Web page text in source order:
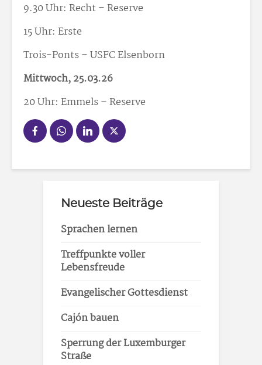
9.30 Uhr: Recht – Reserve
15 Uhr: Erste
Trois-Ponts – USFC Elsenborn
Mittwoch, 25.03.26
20 Uhr: Emmels – Reserve
Neueste Beiträge
Sprachen lernen
Treffpunkte voller
Lebensfreude
Evangelischer Gottesdienst
Cajón bauen
Sperrung der Luxemburger
Straße